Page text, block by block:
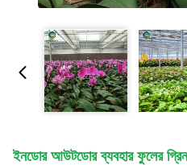
ইনডোর আউটডোর ব্যবহার ফুলের